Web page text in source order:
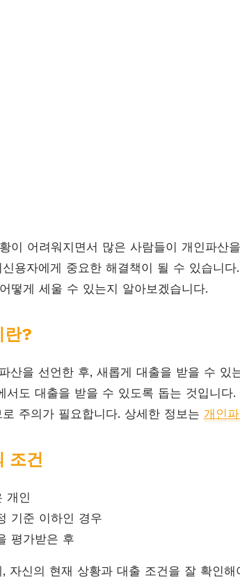
이 어려워지면서 많은 사람들이 개인파산
용자에게 중요한 해결책이 될 수 있습니
떻게 세울 수 있는지 알아보겠습니다.
란?
산을 선언한 후, 새롭게 대출을 받을 수 있
서도 대출을 받을 수 있도록 돕는 것입니
주의가 필요합니다. 상세한 정보는 개인
조건
개인
기준 이하인 경우
평가받은 후
자신의 현재 상황과 대출 조건을 잘 확인